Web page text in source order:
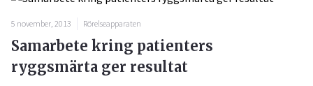
5 november, 2013 Rörelseapparaten
Samarbete kring patienters
ryggsmärta ger resultat